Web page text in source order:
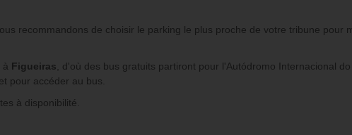
recommandons de choisir le parking le plus proche de votre tribune pour
à Figueiras , d'où des bus gratuits partiront pour l'Autódromo Internacional
pour accéder au bus.
à disponibilité.